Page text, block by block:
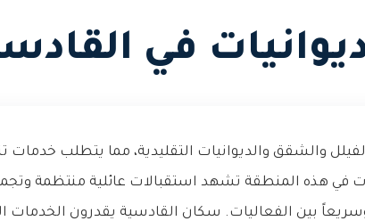
في
والشقق والديوانيات التقليدية، مما يتطلب
في هذه المنطقة تشهد استقبالات عائلية منتظمة
بين الفعاليات. سكان القادسية يقدرون الخدمات